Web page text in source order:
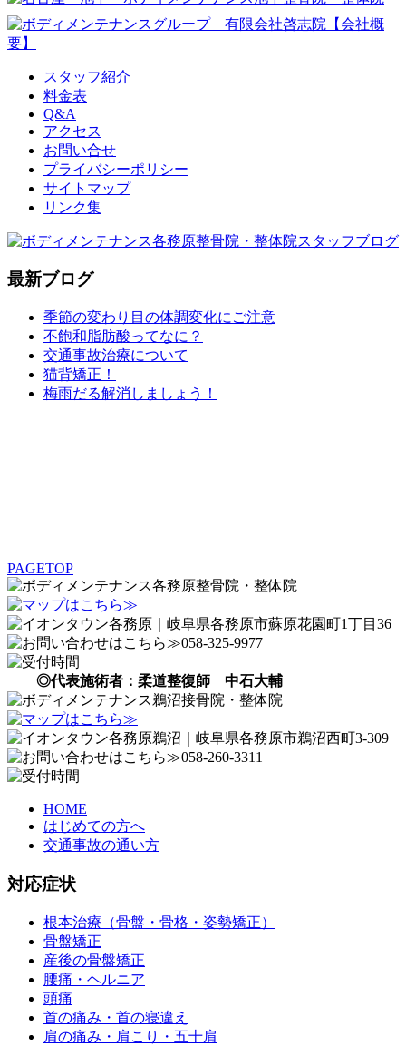
スタッフ紹介
料金表
Q&A
アクセス
お問い合せ
プライバシーポリシー
サイトマップ
リンク集
最新ブログ
季節の変わり目の体調変化にご注意
不飽和脂肪酸ってなに？
交通事故治療について
猫背矯正！
梅雨だる解消しましょう！
PAGETOP
◎代表施術者：柔道整復師 中石大輔
HOME
はじめての方へ
交通事故の通い方
対応症状
根本治療（骨盤・骨格・姿勢矯正）
骨盤矯正
産後の骨盤矯正
腰痛・ヘルニア
頭痛
首の痛み・首の寝違え
肩の痛み・肩こり・五十肩